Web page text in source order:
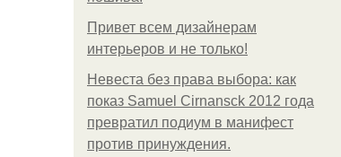
Привет всем дизайнерам
интерьеров и не только!
Невеста без права выбора: как
показ Samuel Cirnansck 2012 года
превратил подиум в манифест
против принуждения.